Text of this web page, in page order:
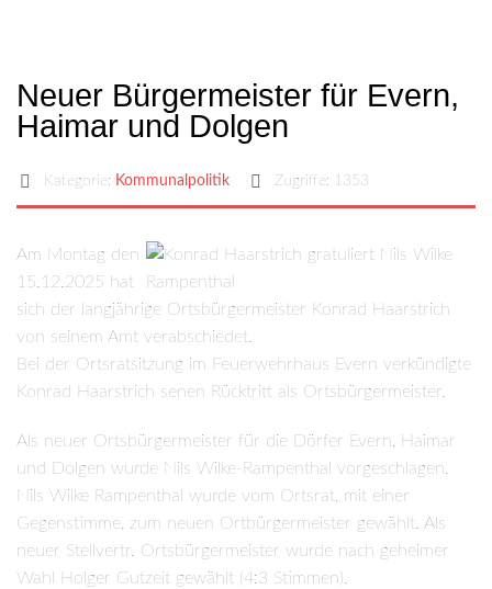
Neuer Bürgermeister für Evern,
Haimar und Dolgen
Kategorie: Kommunalpolitik Zugriffe: 1353
Am Montag den
15.12.2025 hat
sich der langjährige Ortsbürgermeister Konrad Haarstrich
von seinem Amt verabschiedet.
Bei der Ortsratsitzung im Feuerwehrhaus Evern verkündigte
Konrad Haarstrich senen Rücktritt als Ortsbürgermeister.
Als neuer Ortsbürgermeister für die Dörfer Evern, Haimar
und Dolgen wurde Nils Wilke-Rampenthal vorgeschlagen.
Nils Wilke Rampenthal wurde vom Ortsrat, mit einer
Gegenstimme, zum neuen Ortbürgermeister gewählt. Als
neuer Stellvertr. Ortsbürgermeister wurde nach geheimer
Wahl Holger Gutzeit gewählt (4:3 Stimmen).